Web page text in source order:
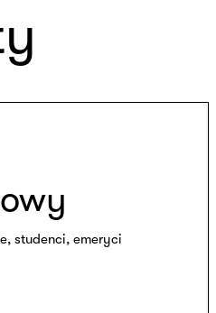
studenci, emeryci